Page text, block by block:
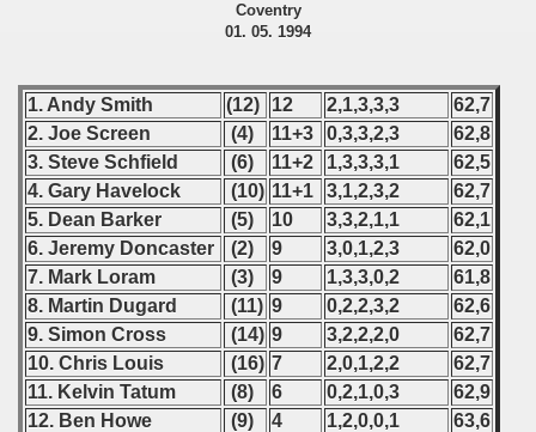
Coventry
01. 05. 1994
1. Andy Smith (12) 12 2,1,3,3,3
62,7
2. Joe Screen
(4) 11+3 0,3,3,2,3
62,8
3. Steve Schfield
(6) 11+2 1,3,3,3,1
62,5
4. Gary Havelock
(10) 11+1 3,1,2,3,2
62,7
5. Dean Barker
(5) 10 3,3,2,1,1
62,1
6. Jeremy Doncaster
(2) 9 3,0,1,2,3
62,0
7. Mark Loram
(3) 9 1,3,3,0,2
61,8
8. Martin Dugard
(11) 9 0,2,2,3,2
62,6
9. Simon Cross
(14) 9 3,2,2,2,0
62,7
10. Chris Louis
(16) 7 2,0,1,2,2
62,7
11. Kelvin Tatum
(8) 6 0,2,1,0,3
62,9
12. Ben Howe
(9) 4 1,2,0,0,1 63,6
- 1994
Qualifications) - 1994
- 1994
Round) - 1994
- 1994